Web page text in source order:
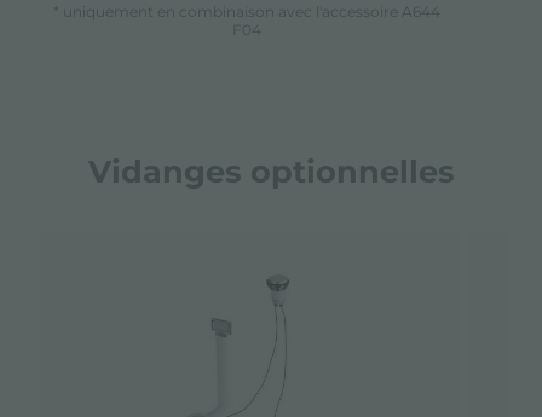
* uniquement en combinaison avec l'accessoire A644
F04
Vidanges optionnelles